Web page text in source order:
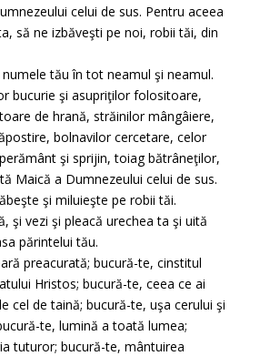
celui de sus. Pentru aceea
să ne izbăveşti pe noi, robii tăi, din
tău în tot neamul şi neamul.
bucurie şi asupriţilor folositoare,
de hrană, străinilor mângâiere,
bolnavilor cercetare, celor
şi sprijin, toiag bătrâneţilor,
Maică a Dumnezeului celui de sus.
şi miluieşte pe robii tăi.
şi vezi şi pleacă urechea ta şi uită
părintelui tău.
preacurată; bucură-te, cinstitul
Hristos; bucură-te, ceea ce ai
cel de taină; bucură-te, uşa cerului şi
te, lumină a toată lumea;
tuturor; bucură-te, mântuirea